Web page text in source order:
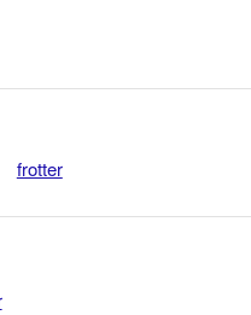
frotter